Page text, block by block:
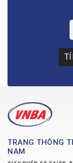
TRANG THÔNG
NAM